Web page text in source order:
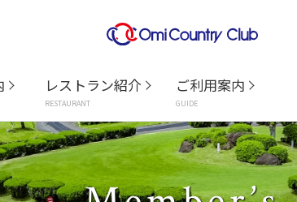
レストラン紹介
RESTAURANT
ご利用案内
GUIDE